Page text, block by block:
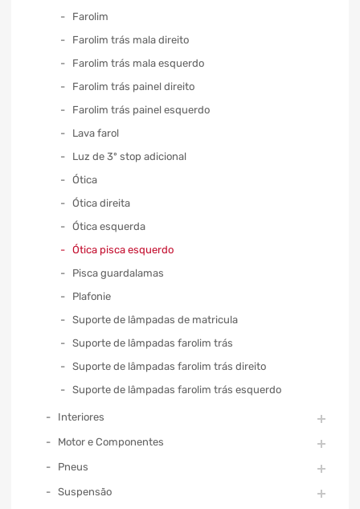
Farolim
Farolim trás mala direito
Farolim trás mala esquerdo
Farolim trás painel direito
Farolim trás painel esquerdo
Lava farol
Luz de 3º stop adicional
Ótica
Ótica direita
Ótica esquerda
Ótica pisca esquerdo
Pisca guardalamas
Plafonie
Suporte de lâmpadas de matricula
Suporte de lâmpadas farolim trás
Suporte de lâmpadas farolim trás direito
Suporte de lâmpadas farolim trás esquerdo
Interiores
Motor e Componentes
Pneus
Suspensão